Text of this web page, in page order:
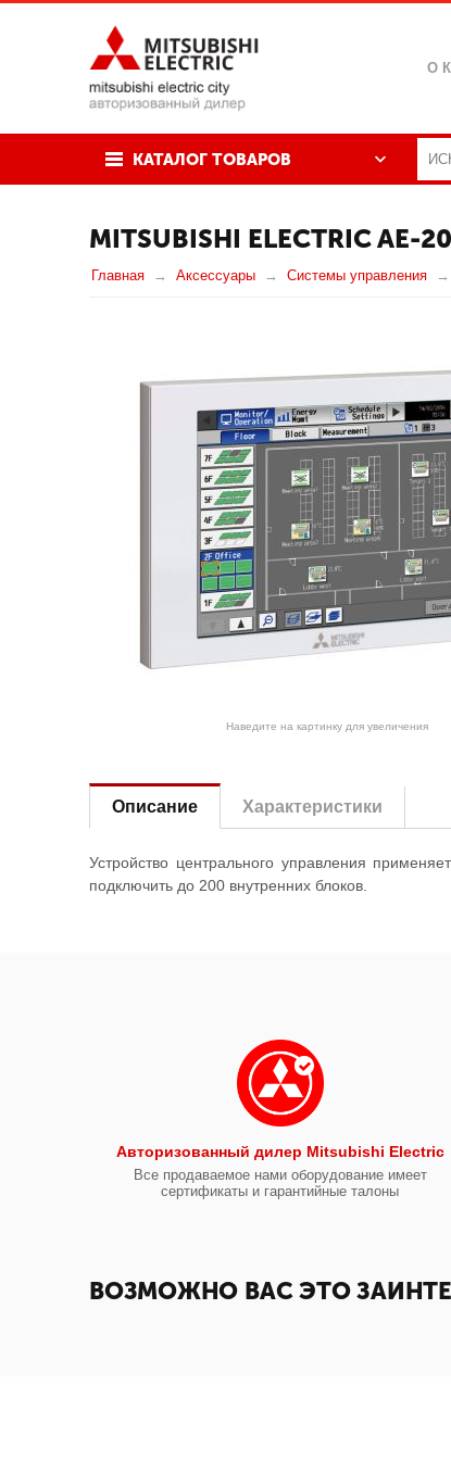
О
КАТАЛОГ ТОВАРОВ
MITSUBISHI ELECTRIC AE-
Главная Аксессуары Системы управления
Наведите на картинку для увеличения
Описание Характеристики
Устройство центрального управления
подключить до 200 внутренних блоков.
Авторизованный дилер Mitsubishi Electric
Все продаваемое нами оборудование имеет
сертификаты и гарантийные талоны
ВОЗМОЖНО ВАС ЭТО